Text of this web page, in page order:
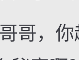
，你